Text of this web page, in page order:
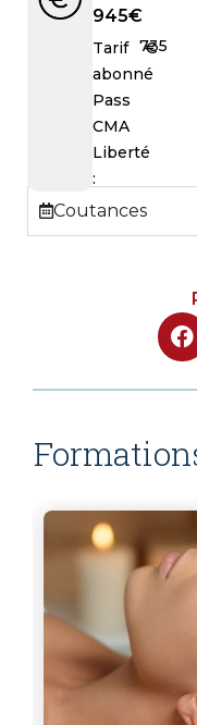
Coutances
945€
Tarif
abonné
Pass
CMA
Liberté
:
735
€